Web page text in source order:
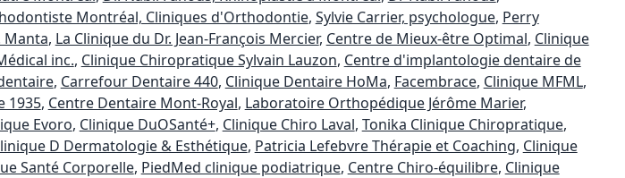
Montréal, Cliniques d'Orthodontie, Sylvie Carrier, psychologue, Perry
Manta, La Clinique du Dr. Jean-François Mercier, Centre de Mieux-être Optimal, Clinique
inc., Clinique Chiropratique Sylvain Lauzon, Centre d'implantologie dentaire de
, Carrefour Dentaire 440, Clinique Dentaire HoMa, Facembrace, Clinique MFML,
1935, Centre Dentaire Mont-Royal, Laboratoire Orthopédique Jérôme Marier,
Evoro, Clinique DuOSanté+, Clinique Chiro Laval, Tonika Clinique Chiropratique,
D Dermatologie & Esthétique, Patricia Lefebvre Thérapie et Coaching, Clinique
Santé Corporelle, PiedMed clinique podiatrique, Centre Chiro-équilibre, Clinique